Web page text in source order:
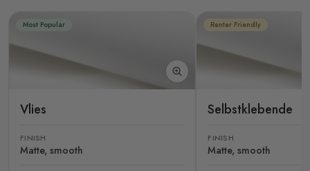
Most Popular
Vlies
FINISH
Matte, smooth
Renter Friendly
Selbstklebende
FINISH
Matte, smooth